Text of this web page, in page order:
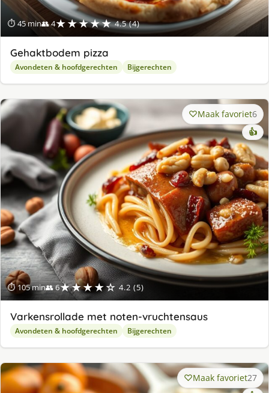
⏱ 45 min👥 4★★★★★ 4.5 (4)
Gehaktbodem pizza
Avondeten & hoofdgerechten Bijgerechten
⏱ 105 min👥 6★★★★☆ 4.2 (5)
Maak favoriet6
👍
Varkensrollade met noten-vruchtensaus
Avondeten & hoofdgerechten Bijgerechten
Maak favoriet27